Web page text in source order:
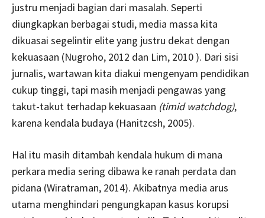
justru menjadi bagian dari masalah. Seperti
diungkapkan berbagai studi, media massa kita
dikuasai segelintir elite yang justru dekat dengan
kekuasaan (Nugroho, 2012 dan Lim, 2010 ). Dari sisi
jurnalis, wartawan kita diakui mengenyam pendidikan
cukup tinggi, tapi masih menjadi pengawas yang
takut-takut terhadap kekuasaan (timid watchdog),
karena kendala budaya (Hanitzcsh, 2005).
Hal itu masih ditambah kendala hukum di mana
perkara media sering dibawa ke ranah perdata dan
pidana (Wiratraman, 2014). Akibatnya media arus
utama menghindari pengungkapan kasus korupsi